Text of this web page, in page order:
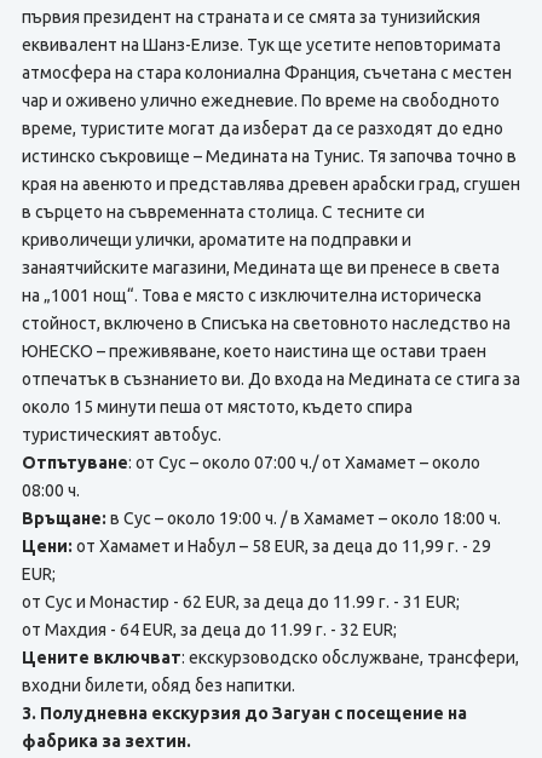
първия президент на страната и се смята за тунизийския
еквивалент на Шанз-Елизе. Тук ще усетите неповторимата
атмосфера на стара колониална Франция, съчетана с местен
чар и оживено улично ежедневие. По време на свободното
време, туристите могат да изберат да се разходят до едно
истинско съкровище – Медината на Тунис. Тя започва точно в
края на авенюто и представлява древен арабски град, сгушен
в сърцето на съвременната столица. С тесните си
криволичещи улички, ароматите на подправки и
занаятчийските магазини, Медината ще ви пренесе в света
на „1001 нощ“. Това е място с изключителна историческа
стойност, включено в Списъка на световното наследство на
ЮНЕСКО – преживяване, което наистина ще остави траен
отпечатък в съзнанието ви. До входа на Медината се стига за
около 15 минути пеша от мястото, където спира
туристическият автобус.
Отпътуване: от Сус – около 07:00 ч./ от Хамамет – около
08:00 ч.
Връщане: в Сус – около 19:00 ч. / в Хамамет – около 18:00 ч.
Цени: от Хамамет и Набул – 58 EUR, за деца до 11,99 г. - 29
EUR;
от Сус и Монастир - 62 EUR, за деца до 11.99 г. - 31 EUR;
от Махдия - 64 EUR, за деца до 11.99 г. - 32 EUR;
Цените включват: екскурзоводско обслужване, трансфери,
входни билети, обяд без напитки.
3. Полудневна екскурзия до Загуан с посещение на
фабрика за зехтин.